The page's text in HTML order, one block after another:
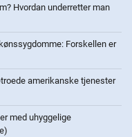
Hvordan underretter man
Forskellen er
amerikanske tjenester
med uhyggelige